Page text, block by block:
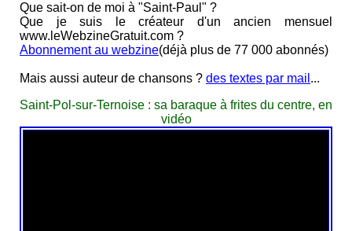
Que sait-on de moi à "Saint-Paul" ?
Que je suis le créateur d'un ancien mensuel
www.leWebzineGratuit.com ?
Abonnement au webzine(déjà plus de 77 000 abonnés)
Mais aussi auteur de chansons ? des textes par mail ...
Saint-Pol-sur-Ternoise : sa baraque à frites du centre, en
vidéo